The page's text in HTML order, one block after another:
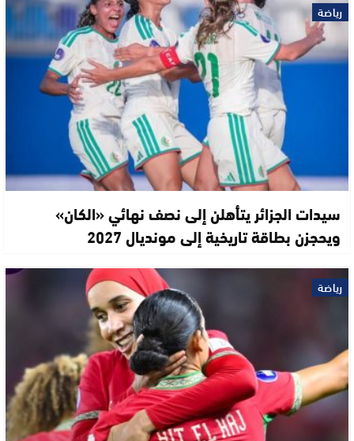
رياضة
سيدات الجزائر يتأهلن إلى نصف نهائي «الكان»
ويحجزن بطاقة تاريخية إلى مونديال 2027
رياضة